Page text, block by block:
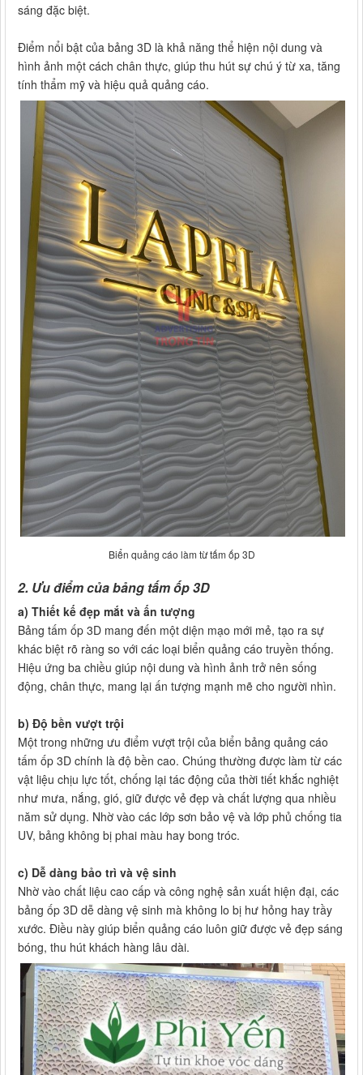
sáng đặc biệt.
Điểm nổi bật của bảng 3D là khả năng thể hiện nội dung và
hình ảnh một cách chân thực, giúp thu hút sự chú ý từ xa, tăng
tính thẩm mỹ và hiệu quả quảng cáo.
Biển quảng cáo làm từ tấm ốp 3D
2. Ưu điểm của bảng tấm ốp 3D
a) Thiết kế đẹp mắt và ấn tượng
Bảng tấm ốp 3D mang đến một diện mạo mới mẻ, tạo ra sự
khác biệt rõ ràng so với các loại biển quảng cáo truyền thống.
Hiệu ứng ba chiều giúp nội dung và hình ảnh trở nên sống
động, chân thực, mang lại ấn tượng mạnh mẽ cho người nhìn.
b) Độ bền vượt trội
Một trong những ưu điểm vượt trội của biển bảng quảng cáo
tấm ốp 3D chính là độ bền cao. Chúng thường được làm từ các
vật liệu chịu lực tốt, chống lại tác động của thời tiết khắc nghiệt
như mưa, nắng, gió, giữ được vẻ đẹp và chất lượng qua nhiều
năm sử dụng. Nhờ vào các lớp sơn bảo vệ và lớp phủ chống tia
UV, bảng không bị phai màu hay bong tróc.
c) Dễ dàng bảo trì và vệ sinh
Nhờ vào chất liệu cao cấp và công nghệ sản xuất hiện đại, các
bảng ốp 3D dễ dàng vệ sinh mà không lo bị hư hỏng hay trầy
xước. Điều này giúp biển quảng cáo luôn giữ được vẻ đẹp sáng
bóng, thu hút khách hàng lâu dài.